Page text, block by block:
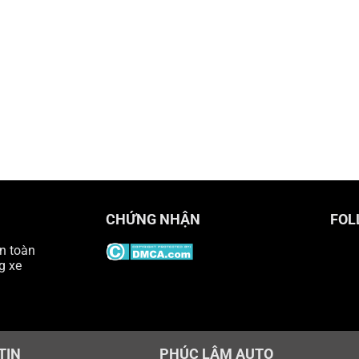
toàn
xe
CHỨNG NHẬN
PHÚC LÂM AUTO